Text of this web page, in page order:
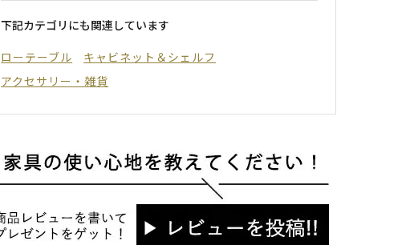
下記カテゴリにも関連しています
ローテーブル
キャビネット＆シェルフ
アクセサリー・雑貨